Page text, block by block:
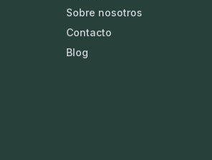
Sobre nosotros
Contacto
Blog